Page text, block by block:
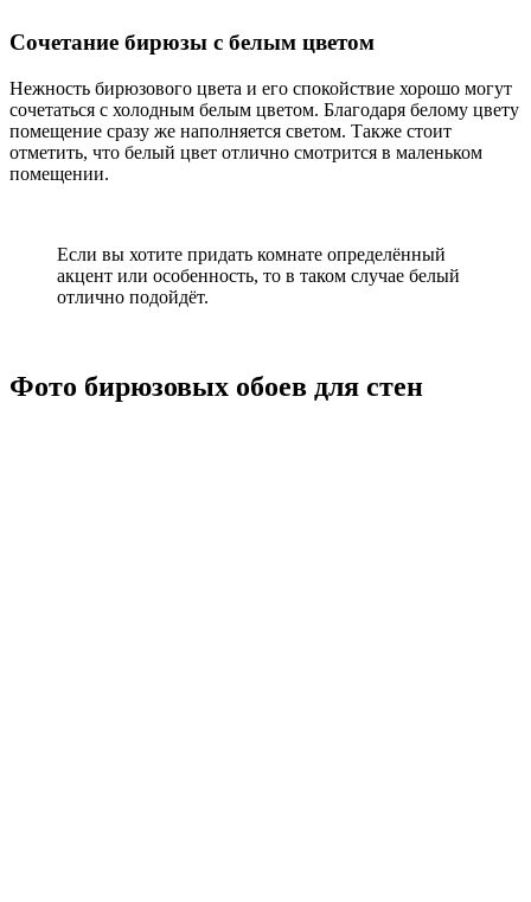
Сочетание бирюзы с белым цветом
Нежность бирюзового цвета и его спокойствие хорошо могут
сочетаться с холодным белым цветом. Благодаря белому цвету
помещение сразу же наполняется светом. Также стоит
отметить, что белый цвет отлично смотрится в маленьком
помещении.
Если вы хотите придать комнате определённый
акцент или особенность, то в таком случае белый
отлично подойдёт.
Фото бирюзовых обоев для стен